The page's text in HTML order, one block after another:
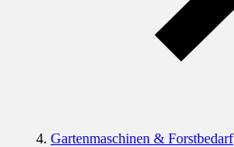
Gartenmaschinen & Forstbedarf